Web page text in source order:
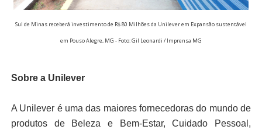
Sul de Minas receberá investimento de R$ 80 Milhões da Unilever em Expansão sustentável
em Pouso Alegre, MG - Foto: Gil Leonardi / Imprensa MG
Sobre a Unilever
A Unilever é uma das maiores fornecedoras do mundo de
produtos de Beleza e Bem-Estar, Cuidado Pessoal,